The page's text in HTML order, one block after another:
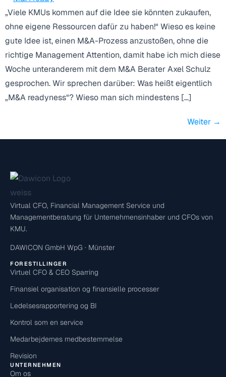
„Viele KMUs kommen auf die Idee sie könnten zukaufen,
ohne eigene Ressourcen dafür zu haben!“ Wieso es keine
gute Idee ist, einen M&A-Prozess anzustoßen, ohne die
richtige Management Attention, damit habe ich mich diese
Woche unteranderem mit dem M&A Berater Axel Schulz
gesprochen. Wir sprechen darüber: Was heißt eigentlich
„M&A readyness“? Wieso man sich mindestens […]
Weiter →
Virtual CFO, Financial Management Service und
Managementberatung für Unternehmensinhaber und CFOs von
KMU.
DAWICON GmbH WpG · Münster
FORESTILLINGER
Virtuel CFO & CEO Sparring
Finansiel organisation og finansielle processer
Ledelsesrapportering og BI
Kontrol som en service
Medarbejdernes medbestemmelse
Revision
UNTERNEHMEN
Om os